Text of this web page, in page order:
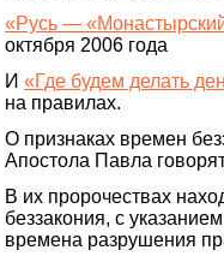
«Русь —
октября 2006 года
И «Где будем делать
на правилах.
О признаках времен
Апостола Павла
В их пророчествах
беззакония, с
времена разрушения